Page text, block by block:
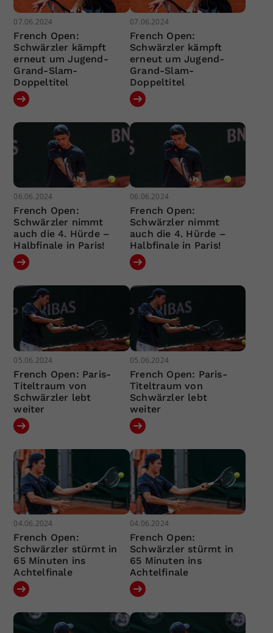
07.06.2024
French Open:
Schwärzler kämpft
erneut um Jugend-
Grand-Slam-
Doppeltitel
07.06.2024
French Open:
Schwärzler kämpft
erneut um Jugend-
Grand-Slam-
Doppeltitel
06.06.2024
French Open:
Schwärzler nimmt
auch die 4. Hürde –
Halbfinale in Paris!
06.06.2024
French Open:
Schwärzler nimmt
auch die 4. Hürde –
Halbfinale in Paris!
05.06.2024
French Open: Paris-
Titeltraum von
Schwärzler lebt
weiter
05.06.2024
French Open: Paris-
Titeltraum von
Schwärzler lebt
weiter
04.06.2024
French Open:
Schwärzler stürmt in
65 Minuten ins
Achtelfinale
04.06.2024
French Open:
Schwärzler stürmt in
65 Minuten ins
Achtelfinale